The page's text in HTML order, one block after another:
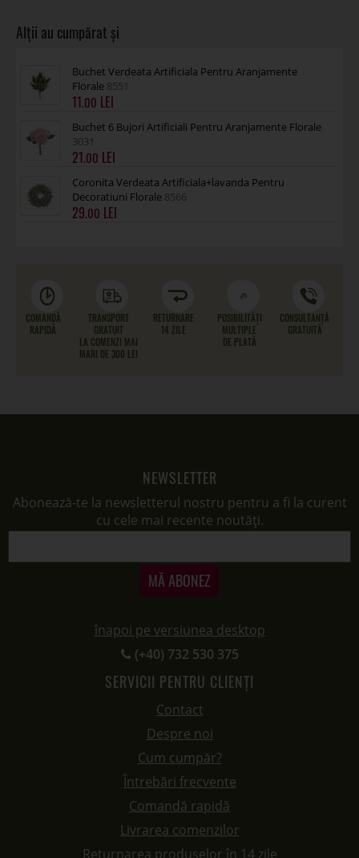
Buchet Verdeata Artificiala Pentru Aranjamente
Florale 8551
11.00
Buchet 6 Bujori Artificiali Pentru Aranjamente Florale
3031
21.00
Coronita Verdeata Artificiala+lavanda Pentru
Decoratiuni Florale 8566
29.00
COMANDĂ
RAPIDĂ
TRANSPORT
GRATUIT
LA COMENZI MAI
MARI DE 300 LEI
RETURNARE
14 ZILE
POSIBILITĂȚI
MULTIPLE
DE PLATĂ
CONSULTANȚĂ
GRATUITĂ
NEWSLETTER
Abonează-te la newsletterul nostru pentru a fi la curent
cu cele mai recente noutăți.
MĂ ABONEZ
înapoi pe versiunea desktop
(+40) 732 530 375
SERVICII PENTRU CLIENȚI
Contact
Despre noi
Cum cumpăr?
Întrebări frecvente
Comandă rapidă
Livrarea comenzilor
Returnarea produselor în 14 zile